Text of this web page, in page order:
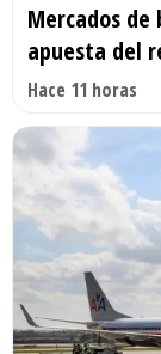
Mercados
apuesta del
Hace 11 horas